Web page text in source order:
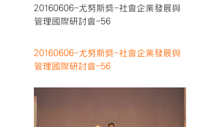
20160606-尤努斯獎-社會企業發展與
管理國際研討會-56
20160606-尤努斯獎-社會企業發展與
管理國際研討會-56